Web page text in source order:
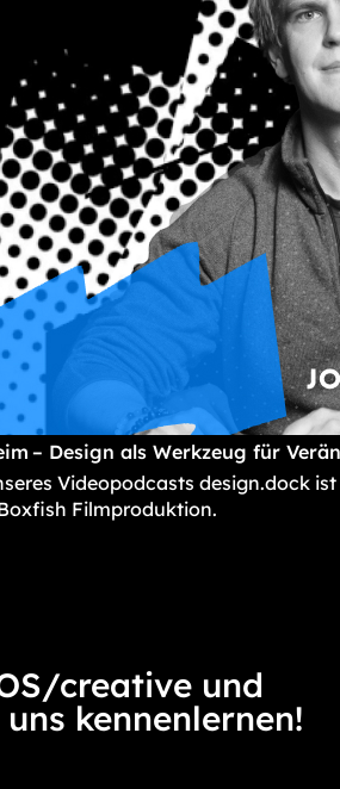
– Design als Werkzeug für
Videopodcasts design.dock
Filmproduktion.
creative und
kennenlernen!